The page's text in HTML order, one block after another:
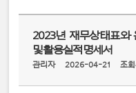
2023년 재무상태표와
및활용실적명세서
관리자 2026-04-21 조